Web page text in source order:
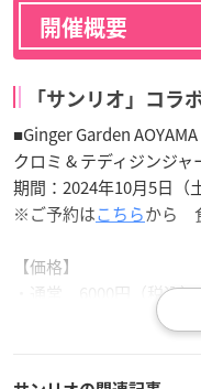
開催概要
「サンリオ」コラ
■Ginger Garden AOYAMA
クロミ & テディジンジ
期間：2024年10月5日（
※ご予約はこちらから
【価格】
・通常 6000円（税込）
・オリジナルコースタ